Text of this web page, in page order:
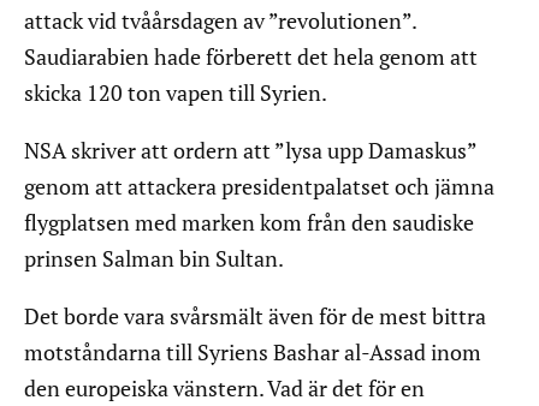
attack vid tvåårsdagen av ”revolutionen”.
Saudiarabien hade förberett det hela genom att
skicka 120 ton vapen till Syrien.
NSA skriver att ordern att ”lysa upp Damaskus”
genom att attackera presidentpalatset och jämna
flygplatsen med marken kom från den saudiske
prinsen Salman bin Sultan.
Det borde vara svårsmält även för de mest bittra
motståndarna till Syriens Bashar al-Assad inom
den europeiska vänstern. Vad är det för en